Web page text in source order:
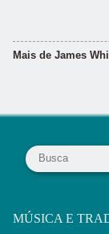
Mais de James
MÚSICA E